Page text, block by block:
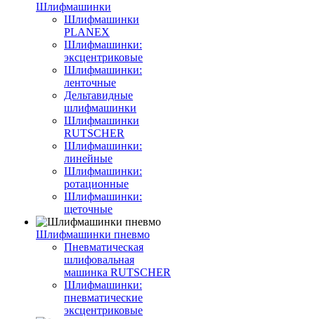
Шлифмашинки
Шлифмашинки
PLANEX
Шлифмашинки:
эксцентриковые
Шлифмашинки:
ленточные
Дельтавидные
шлифмашинки
Шлифмашинки
RUTSCHER
Шлифмашинки:
линейные
Шлифмашинки:
ротационные
Шлифмашинки:
щеточные
Шлифмашинки пневмо
Пневматическая
шлифовальная
машинка RUTSCHER
Шлифмашинки:
пневматические
эксцентриковые